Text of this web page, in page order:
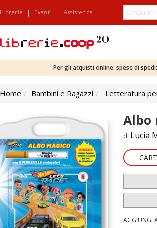
Librerie | Eventi | Assistenza
Per gli acquisti online: spese di
Home Bambini e Ragazzi Letteratura
Albo
di Lucia
AGGIUNGI